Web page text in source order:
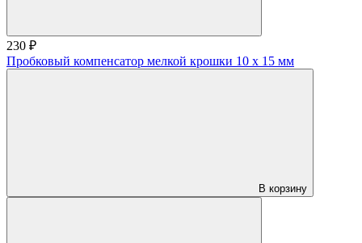
230 ₽
Пробковый компенсатор мелкой крошки 10 х 15 мм
В корзину